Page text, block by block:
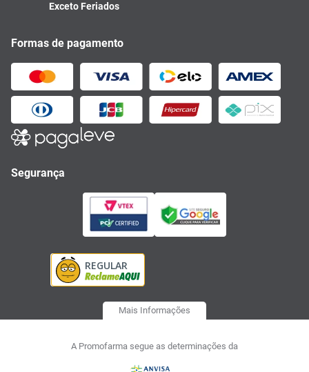
Exceto Feriados
Formas de pagamento
Segurança
Mais Informações
A Promofarma segue as determinações da